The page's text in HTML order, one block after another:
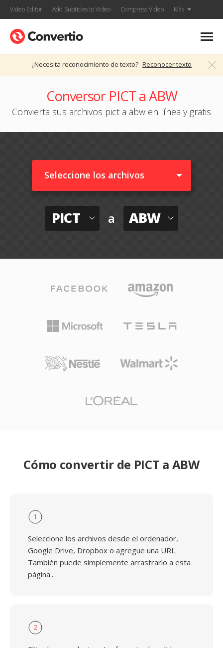
Video Editor Add Subtitles to Video Compress Video Más
¿Necesita reconocimiento de texto? Reconocer texto
Conversor PICT a ABW
Convierta sus archivos pict a abw en línea y gratis
Seleccione los archivos
PICT a ABW
Cómo convertir de PICT a ABW
1
Seleccione los archivos desde el ordenador,
Google Drive, Dropbox o agregue una URL.
También puede simplemente arrastrarlo a esta
página..
2